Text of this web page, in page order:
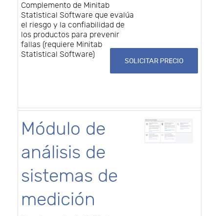
Complemento de Minitab
Statistical Software que evalúa
el riesgo y la confiabilidad de
los productos para prevenir
fallas (requiere Minitab
Statistical Software)
SOLICITAR PRECIO
Módulo de
análisis de
sistemas de
medición